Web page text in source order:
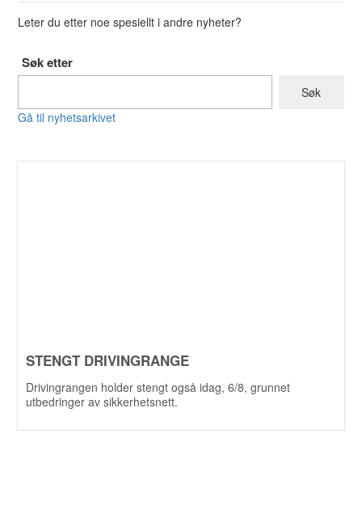
Leter du etter noe spesiellt i andre nyheter?
Søk etter
Gå til nyhetsarkivet
STENGT DRIVINGRANGE
Drivingrangen holder stengt også idag, 6/8, grunnet
utbedringer av sikkerhetsnett.